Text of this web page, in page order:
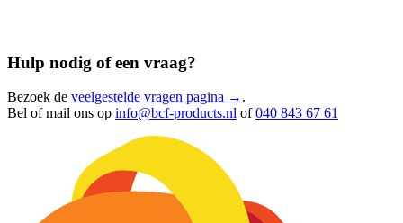
Hulp nodig of een vraag?
Bezoek de veelgestelde vragen pagina → .
Bel of mail ons op info@bcf-products.nl of040 843 67 61